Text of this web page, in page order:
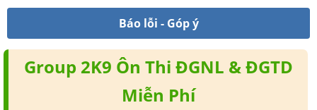
Báo lỗi - Góp ý
Group 2K9 Ôn Thi ĐGNL & ĐGTD
Miễn Phí